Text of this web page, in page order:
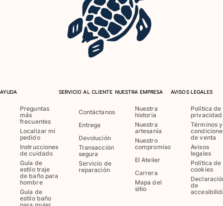
Ver todo Accesorios
Sombreros y Gorras
Toallas & pareo
Toalla de algodón
Ver todo Toallas & pareo
Bolsas
AYUDA
Preguntas
más
frecuentes
Localizar mi
pedido
Instrucciones
de cuidado
Guía de
estilo traje
de baño para
hombre
Guía de
estilo baño
SERVICIO AL CLIENTE
Contáctanos
Entrega
Devolución
Transacción
segura
Servicio de
reparación
NUESTRA EMPRESA
Nuestra
historia
Nuestra
artesanía
Nuestro
compromiso
El Atelier
Carrera
Mapa del
sitio
AVISOS LEGALES
Política de
privacidad
Términos y
de venta
Avisos
legales
Política de
cookies
de